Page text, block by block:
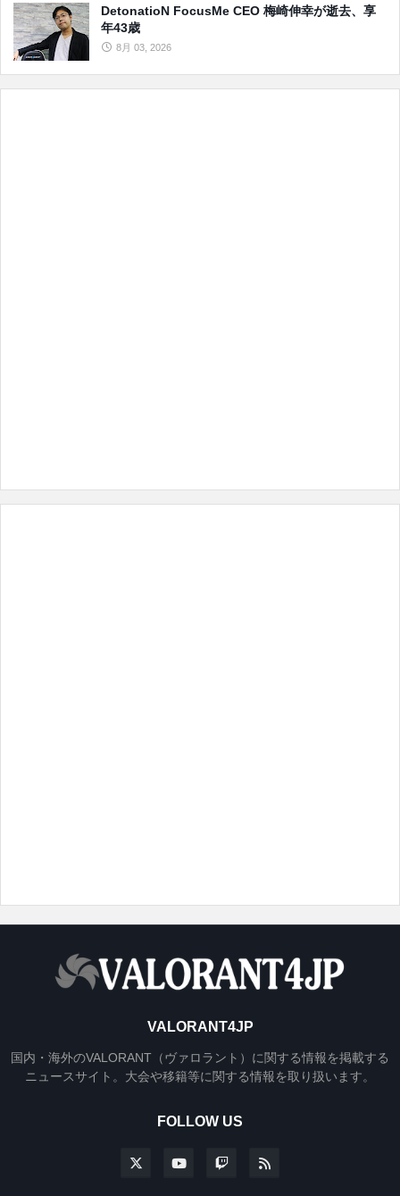
DetonatioN FocusMe CEO 梅崎伸幸が逝去、享
年43歳
8月 03, 2026
VALORANT4JP
国内・海外のVALORANT（ヴァロラント）に関する情報を掲載する
ニュースサイト。大会や移籍等に関する情報を取り扱います。
FOLLOW US